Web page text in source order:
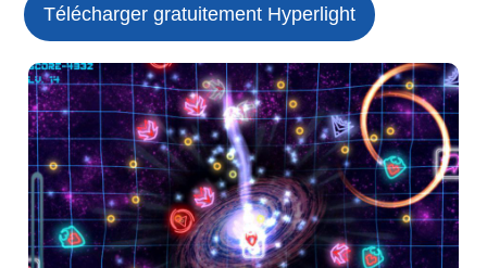
Télécharger gratuitement Hyperlight